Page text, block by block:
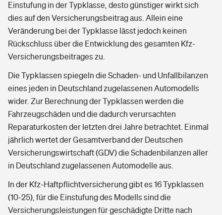
Einstufung in der Typklasse, desto günstiger wirkt sich
dies auf den Versicherungsbeitrag aus. Allein eine
Veränderung bei der Typklasse lässt jedoch keinen
Rückschluss über die Entwicklung des gesamten Kfz-
Versicherungsbeitrages zu.
Die Typklassen spiegeln die Schaden- und Unfallbilanzen
eines jeden in Deutschland zugelassenen Automodells
wider. Zur Berechnung der Typklassen werden die
Fahrzeugschäden und die dadurch verursachten
Reparaturkosten der letzten drei Jahre betrachtet. Einmal
jährlich wertet der Gesamtverband der Deutschen
Versicherungswirtschaft (GDV) die Schadenbilanzen aller
in Deutschland zugelassenen Automodelle aus.
In der Kfz-Haftpflichtversicherung gibt es 16 Typklassen
(10-25), für die Einstufung des Modells sind die
Versicherungsleistungen für geschädigte Dritte nach